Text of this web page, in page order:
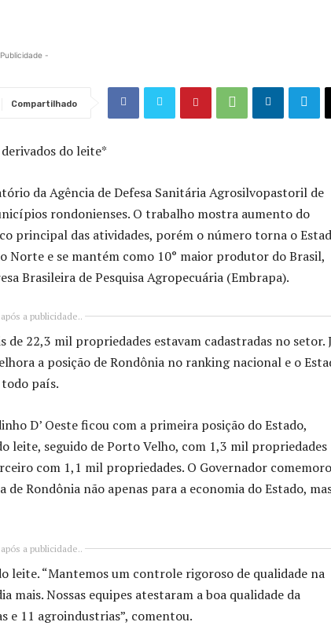
-
Compartilhado
do leite*
da Agência de Defesa Sanitária Agrosilvopastoril de
rondonienses. O trabalho mostra aumento do
principal das atividades, porém o número torna o
e se mantém como 10° maior produtor do Brasil,
Brasileira de Pesquisa Agropecuária (Embrapa).
a publicidade..
22,3 mil propriedades estavam cadastradas no setor.
a posição de Rondônia no ranking nacional e o
país.
D’ Oeste ficou com a primeira posição do Estado,
seguido de Porto Velho, com 1,3 mil propriedades
com 1,1 mil propriedades. O Governador
Rondônia não apenas para a economia do Estado,
a publicidade..
leite. “Mantemos um controle rigoroso de qualidade na
mais. Nossas equipes atestaram a boa qualidade da
e 11 agroindustrias”, comentou.